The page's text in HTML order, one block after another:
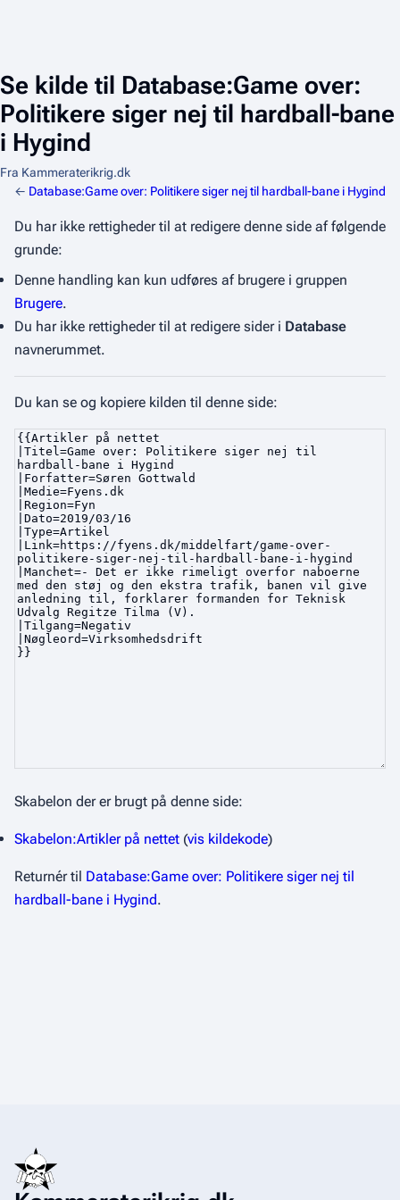
Se kilde til Database:Game over:
Politikere siger nej til hardball-bane
i Hygind
Fra Kammeraterikrig.dk
← Database:Game over: Politikere siger nej til hardball-bane i Hygind
Du har ikke rettigheder til at redigere denne side af følgende
grunde:
Denne handling kan kun udføres af brugere i gruppen
Brugere.
Du har ikke rettigheder til at redigere sider i Database
navnerummet.
Du kan se og kopiere kilden til denne side:
Skabelon der er brugt på denne side:
Skabelon:Artikler på nettet (vis kildekode)
Returnér til Database:Game over: Politikere siger nej til
hardball-bane i Hygind.